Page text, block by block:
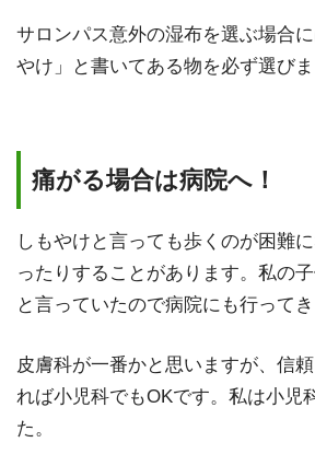
サロンパス意外の湿布を選ぶ場合
やけ」と書いてある物を必ず選びま
痛がる場合は病院へ！
しもやけと言っても歩くのが困難
ったりすることがあります。私の子
と言っていたので病院にも行ってき
皮膚科が一番かと思いますが、信
れば小児科でもOKです。私は小児
た。